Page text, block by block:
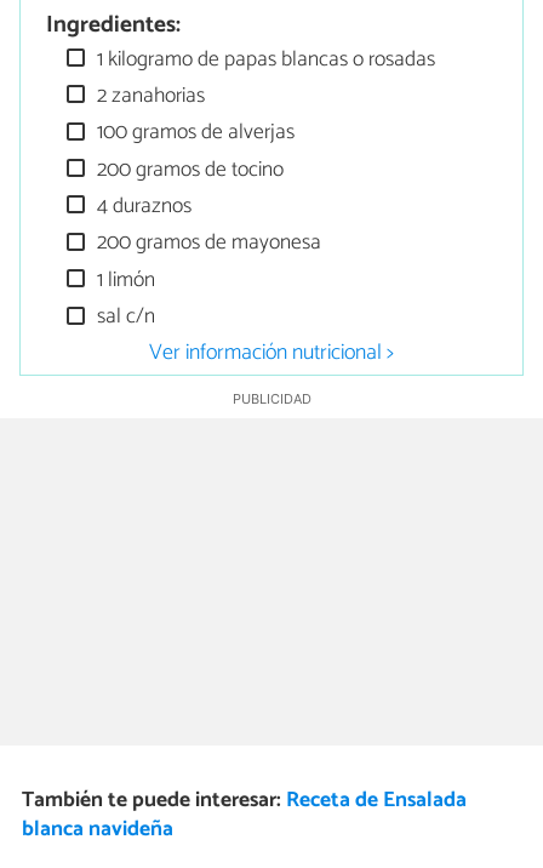
Ingredientes:
1 kilogramo de papas blancas o rosadas
2 zanahorias
100 gramos de alverjas
200 gramos de tocino
4 duraznos
200 gramos de mayonesa
1 limón
sal c/n
Ver información nutricional >
También te puede interesar: Receta de Ensalada
blanca navideña